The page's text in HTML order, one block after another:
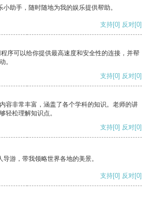
助手，随时随地为我的娱乐提供帮助。
支持[0] 反对[0]
序可以给你提供最高速度和安全性的连接，并帮
。
支持[0] 反对[0]
容非常丰富，涵盖了各个学科的知识。老师的讲
轻松理解知识点。
支持[0] 反对[0]
游，带我领略世界各地的美景。
支持[0] 反对[0]